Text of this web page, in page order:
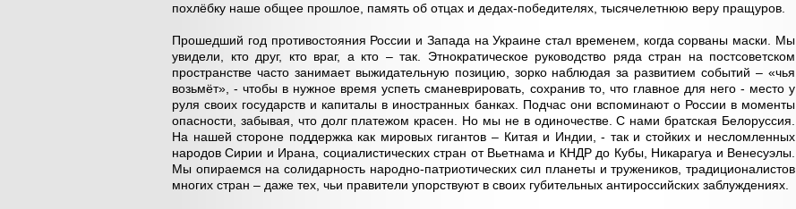
похлёбку наше общее прошлое, память об отцах и дедах-победителях, тысячелетнюю веру пращуров.
Прошедший год противостояния России и Запада на Украине стал временем, когда сорваны маски. Мы
увидели, кто друг, кто враг, а кто – так. Этнократическое руководство ряда стран на постсоветском
пространстве часто занимает выжидательную позицию, зорко наблюдая за развитием событий – «чья
возьмёт», - чтобы в нужное время успеть сманеврировать, сохранив то, что главное для него - место у
руля своих государств и капиталы в иностранных банках. Подчас они вспоминают о России в моменты
опасности, забывая, что долг платежом красен. Но мы не в одиночестве. С нами братская Белоруссия.
На нашей стороне поддержка как мировых гигантов – Китая и Индии, - так и стойких и несломленных
народов Сирии и Ирана, социалистических стран от Вьетнама и КНДР до Кубы, Никарагуа и Венесуэлы.
Мы опираемся на солидарность народно-патриотических сил планеты и тружеников, традиционалистов
многих стран – даже тех, чьи правители упорствуют в своих губительных антироссийских заблуждениях.